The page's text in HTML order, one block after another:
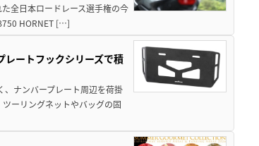
全日本ロードレース選手権の今
HORNET […]
レートフックシリーズで積
、ナンバープレート周辺を荷掛
ーリングネットやバッグの固